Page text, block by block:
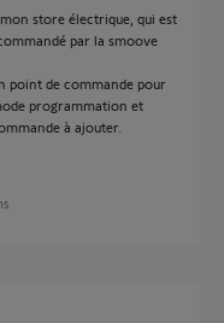
store électrique, qui est
par la smoove
point de commande pour
programmation et
à ajouter.